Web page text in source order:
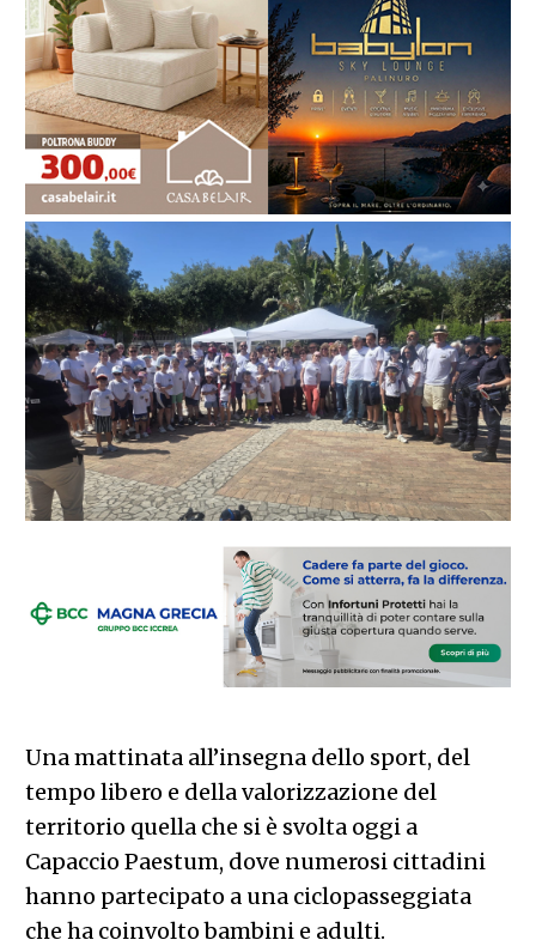
Una mattinata all’insegna dello sport, del
tempo libero e della valorizzazione del
territorio quella che si è svolta oggi a
Capaccio Paestum, dove numerosi cittadini
hanno partecipato a una ciclopasseggiata
che ha coinvolto bambini e adulti.